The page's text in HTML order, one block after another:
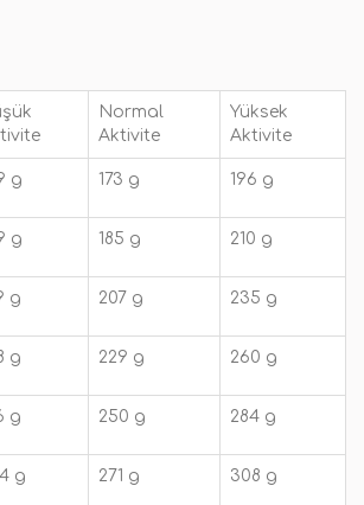
Normal
Aktivite
Yüksek
Aktivite
g 173 g 196 g
g 185 g 210 g
g 207 g 235 g
g 229 g 260 g
g 250 g 284 g
g 271 g 308 g